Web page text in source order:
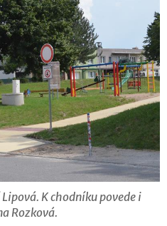
K chodníku povede i
Rozková.